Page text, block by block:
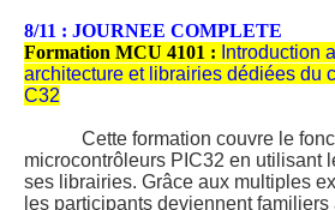
8/11 : JOURNEE COMPLETE
Formation MCU 4101 : Introduction
architecture et librairies dédiées du
C32
Cette formation couvre le
microcontrôleurs PIC32 en utilisant
ses librairies. Grâce aux multiples
les participants deviennent familiers